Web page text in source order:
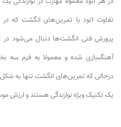
تفاوت اتود با تمرین‌های انگشت که
پرورش فنی انگشت‌ها دنبال می‌شود در
درحالی که تمرین‌های انگشت تنها به
یک تکنیک ویژه نوازندگی هستند و ارزش